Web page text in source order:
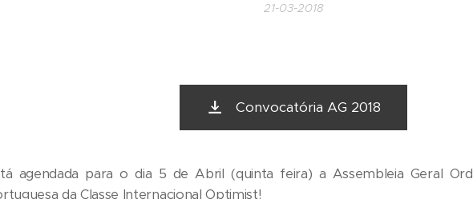
21-03-2018
Convocatória AG 2018
agendada para o dia 5 de Abril (quinta feira) a Assembleia Geral
da Classe Internacional Optimist!